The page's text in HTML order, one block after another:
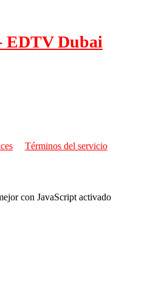
EDTV Dubai
Términos del servicio
con JavaScript activado